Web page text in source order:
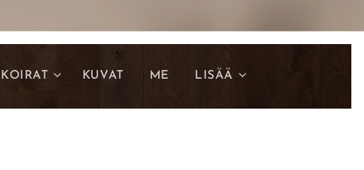
KOIRAT KUVAT ME LISÄÄ